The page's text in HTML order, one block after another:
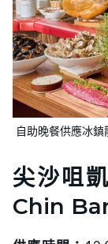
自助晚餐供應冰
尖沙咀
Chin